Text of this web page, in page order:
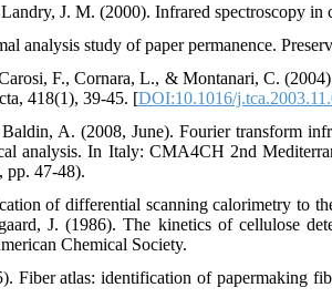
J. M. (2000). Infrared spectroscopy in
analysis study of paper permanence.
F., Cornara, L., & Montanari, C.
418(1), 39-45. [DOI:10.1016/
A. (2008, June). Fourier transform
analysis. In Italy: CMA4CH 2nd
pp. 47-48).
of differential scanning calorimetry to
J. (1986). The kinetics of cellulose
Chemical Society.
Fiber atlas: identification of papermaking